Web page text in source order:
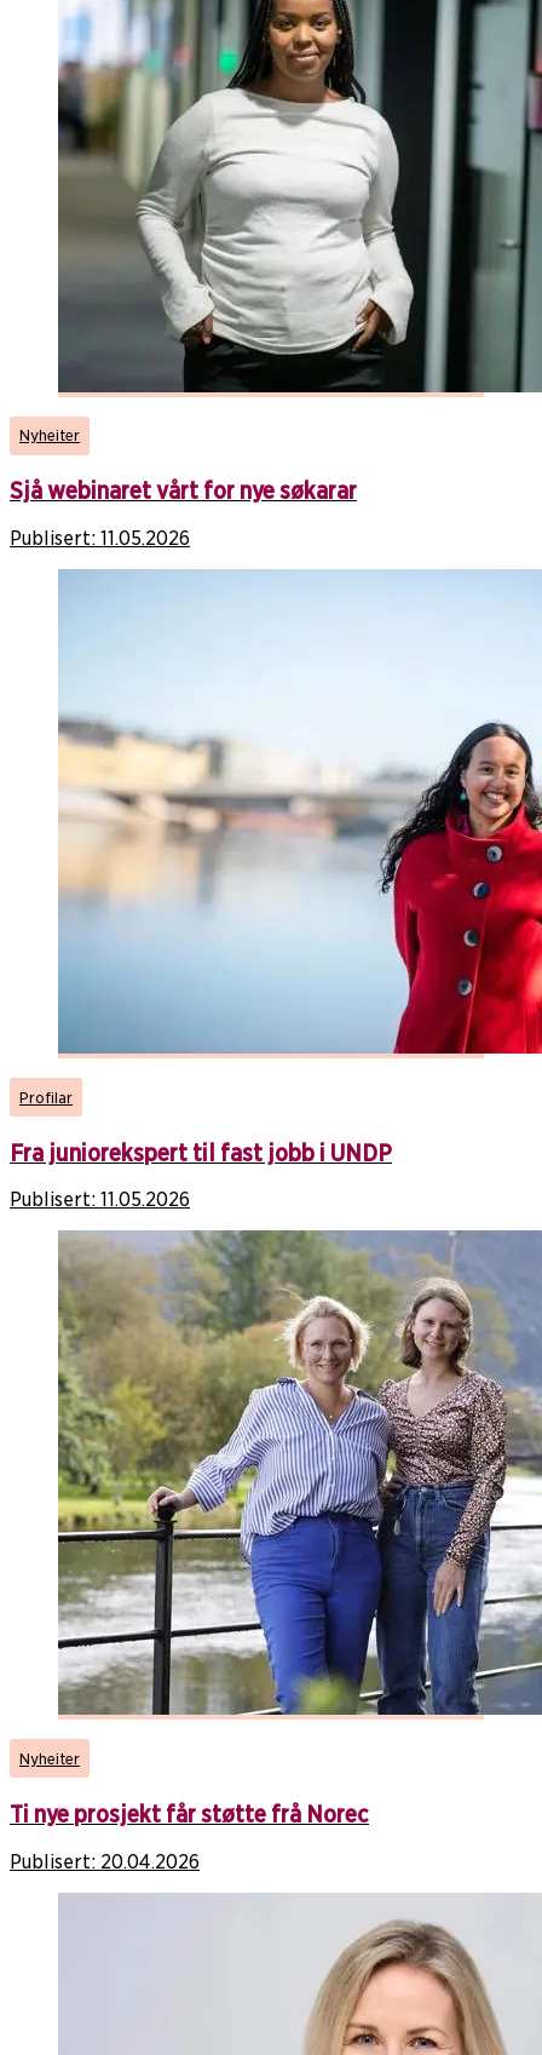
Nyheiter
Sjå webinaret vårt for nye søkarar
Publisert: 11.05.2026
Profilar
Fra juniorekspert til fast jobb i UNDP
Publisert: 11.05.2026
Nyheiter
Ti nye prosjekt får støtte frå Norec
Publisert: 20.04.2026